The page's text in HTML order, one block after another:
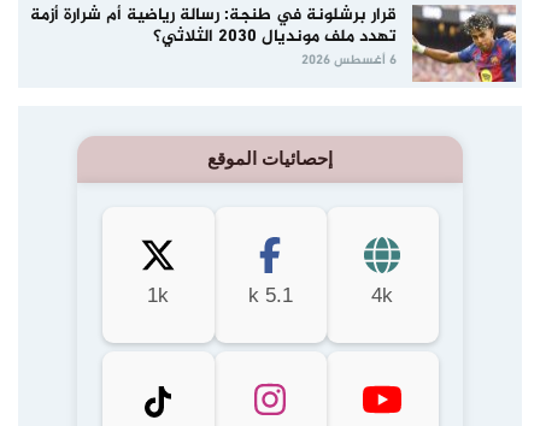
قرار برشلونة في طنجة: رسالة رياضية أم شرارة أزمة
تهدد ملف مونديال 2030 الثلاثي؟
6 أغسطس 2026
إحصائيات الموقع
4k
5.1 k
1k